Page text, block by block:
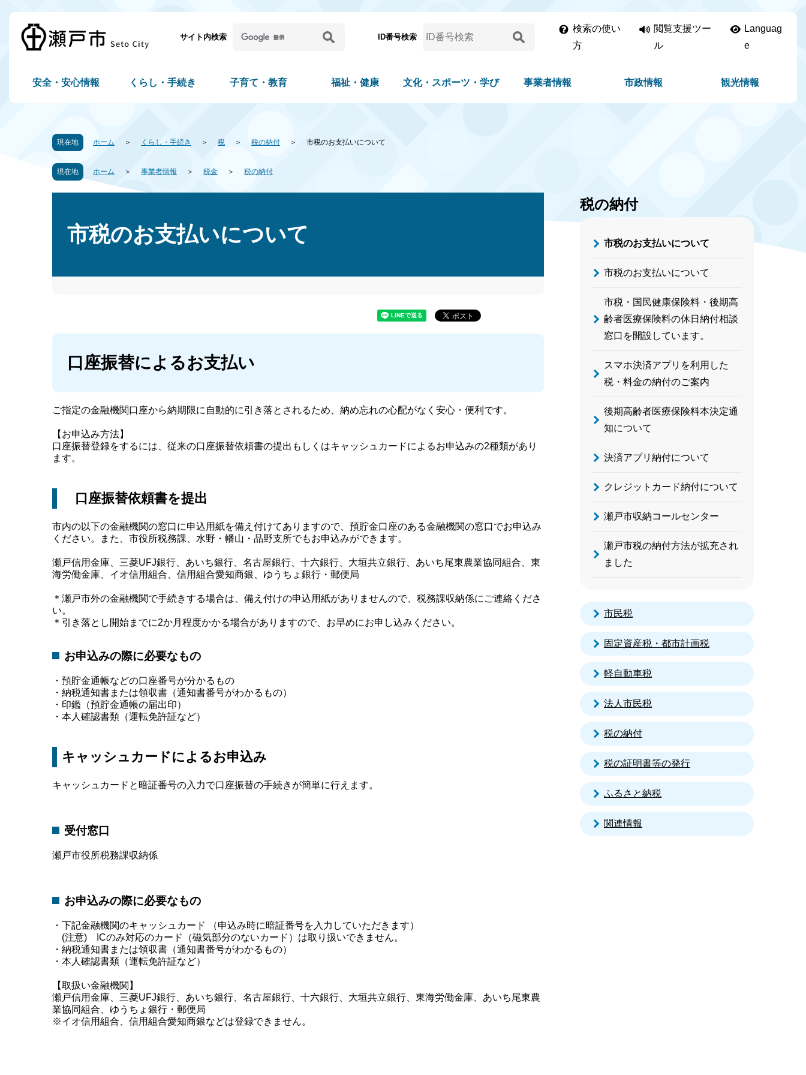
サイト内検索 ID番号検索
検索の使い
方
閲覧支援ツー
ル
Languag
e
安全・安心情報 くらし・手続き 子育て・教育 福祉・健康 文化・スポーツ・学び 事業者情報 市政情報 観光情報
現在地 ホーム くらし・手続き 税 税の納付 市税のお支払いについて
現在地 ホーム 事業者情報 税金 税の納付
市税のお支払いについて
口座振替によるお支払い
ご指定の金融機関口座から納期限に自動的に引き落とされるため、納め忘れの心配がなく安心・便利です。
【お申込み方法】
口座振替登録をするには、従来の口座振替依頼書の提出もしくはキャッシュカードによるお申込みの2種類があり
ます。
口座振替依頼書を提出
市内の以下の金融機関の窓口に申込用紙を備え付けてありますので、預貯金口座のある金融機関の窓口でお申込み
ください。また、市役所税務課、水野・幡山・品野支所でもお申込みができます。
瀬戸信用金庫、三菱UFJ銀行、あいち銀行、名古屋銀行、十六銀行、大垣共立銀行、あいち尾東農業協同組合、東
海労働金庫、イオ信用組合、信用組合愛知商銀、ゆうちょ銀行・郵便局
＊瀬戸市外の金融機関で手続きする場合は、備え付けの申込用紙がありませんので、税務課収納係にご連絡くださ
い。
＊引き落とし開始までに2か月程度かかる場合がありますので、お早めにお申し込みください。
お申込みの際に必要なもの
・預貯金通帳などの口座番号が分かるもの
・納税通知書または領収書（通知書番号がわかるもの）
・印鑑（預貯金通帳の届出印）
・本人確認書類（運転免許証など）
キャッシュカードによるお申込み
キャッシュカードと暗証番号の入力で口座振替の手続きが簡単に行えます。
受付窓口
瀬戸市役所税務課収納係
お申込みの際に必要なもの
・下記金融機関のキャッシュカード （申込み時に暗証番号を入力していただきます）
(注意) ICのみ対応のカード（磁気部分のないカード）は取り扱いできません。
・納税通知書または領収書（通知書番号がわかるもの）
・本人確認書類（運転免許証など）
【取扱い金融機関】
瀬戸信用金庫、三菱UFJ銀行、あいち銀行、名古屋銀行、十六銀行、大垣共立銀行、東海労働金庫、あいち尾東農
業協同組合、ゆうちょ銀行・郵便局
※イオ信用組合、信用組合愛知商銀などは登録できません。
税の納付
市税のお支払いについて
市税のお支払いについて
市税・国民健康保険料・後期高
齢者医療保険料の休日納付相談
窓口を開設しています。
スマホ決済アプリを利用した
税・料金の納付のご案内
後期高齢者医療保険料本決定通
知について
決済アプリ納付について
クレジットカード納付について
瀬戸市収納コールセンター
瀬戸市税の納付方法が拡充され
ました
市民税
固定資産税・都市計画税
軽自動車税
法人市民税
税の納付
税の証明書等の発行
ふるさと納税
関連情報